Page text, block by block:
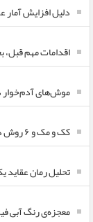
دلیل افزایش آمار عجیب
اقدامات مهم قبل،
موش‌های آدم‌خوار
کک و مک و ۶ روش درمان آن
تحلیل رمان
معجزه‌ی رنگ آبی